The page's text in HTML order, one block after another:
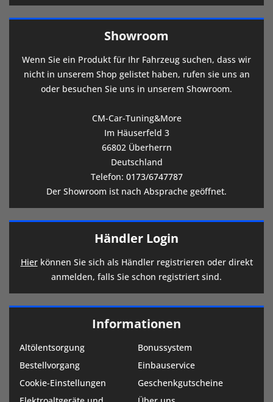
Showroom
Wenn Sie ein Produkt für Ihr Fahrzeug suchen, dass wir
nicht in unserem Shop gelistet haben, rufen sie uns an
oder besuchen Sie uns in unserem Showroom.
CM-Car-Tuning&More
Im Häuserfeld 3
66802 Überherrn
Deutschland
Telefon: 0173/6747787
Der Showroom ist nach Absprache geöffnet.
Händler Login
Hierkönnen Sie sich als Händler registrieren oder direkt
anmelden, falls Sie schon registriert sind.
Informationen
Altölentsorgung
Bestellvorgang
Cookie-Einstellungen
Bonussystem
Einbauservice
Geschenkgutscheine